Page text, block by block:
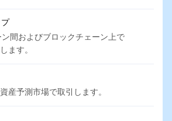
間およびブロックチェーン上で
ます。
産予測市場で取引します。